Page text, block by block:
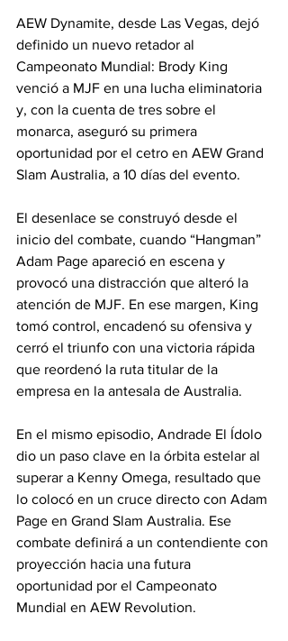
AEW Dynamite, desde Las Vegas, dejó
definido un nuevo retador al
Campeonato Mundial: Brody King
venció a MJF en una lucha eliminatoria
y, con la cuenta de tres sobre el
monarca, aseguró su primera
oportunidad por el cetro en AEW Grand
Slam Australia, a 10 días del evento.
El desenlace se construyó desde el
inicio del combate, cuando “Hangman”
Adam Page apareció en escena y
provocó una distracción que alteró la
atención de MJF. En ese margen, King
tomó control, encadenó su ofensiva y
cerró el triunfo con una victoria rápida
que reordenó la ruta titular de la
empresa en la antesala de Australia.
En el mismo episodio, Andrade El Ídolo
dio un paso clave en la órbita estelar al
superar a Kenny Omega, resultado que
lo colocó en un cruce directo con Adam
Page en Grand Slam Australia. Ese
combate definirá a un contendiente con
proyección hacia una futura
oportunidad por el Campeonato
Mundial en AEW Revolution.